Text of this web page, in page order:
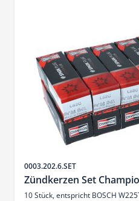
Artikelnr.
0003.202.6.SET
Zündkerzen Set
10 Stück, entspricht BOSCH